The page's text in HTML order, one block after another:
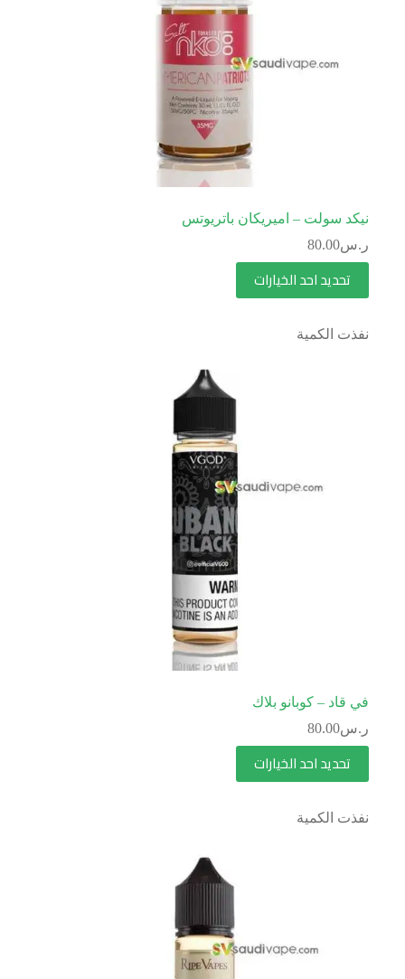
نيكد سولت – اميريكان باتريوتس
ر.س80.00
تحديد احد الخيارات
نفذت الكمية
في قاد – كوبانو بلاك
ر.س80.00
تحديد احد الخيارات
نفذت الكمية